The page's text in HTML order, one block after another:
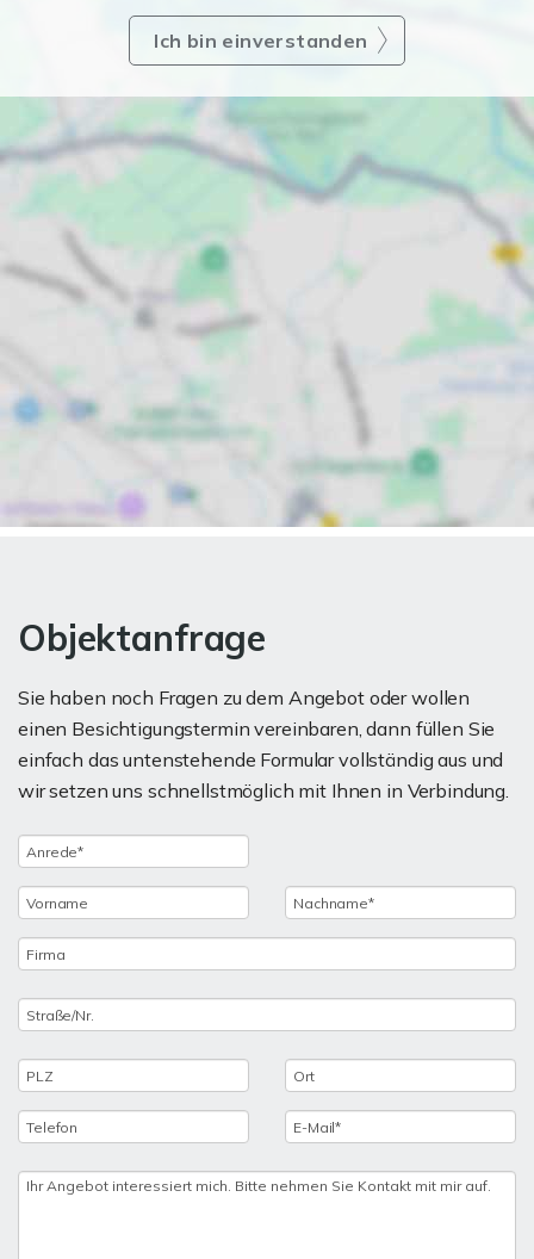
Ich bin einverstanden
Objektanfrage
Sie haben noch Fragen zu dem Angebot oder wollen
einen Besichtigungstermin vereinbaren, dann füllen Sie
einfach das untenstehende Formular vollständig aus und
wir setzen uns schnellstmöglich mit Ihnen in Verbindung.